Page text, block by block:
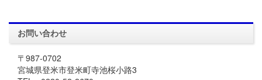
お問い合わせ
〒987-0702
宮城県登米市登米町寺池桜小路3